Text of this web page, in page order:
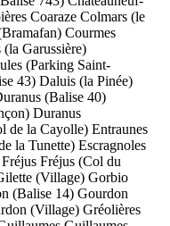
Coaraze Colmars (le
Courmes
(la Garussière)
(Parking Saint-
43) Daluis (la Pinée)
(Balise 40)
Duranus
de la Cayolle) Entraunes
la Tunette) Escragnoles
Fréjus Fréjus (Col du
(Village) Gorbio
(Balise 14) Gourdon
(Village) Gréolières